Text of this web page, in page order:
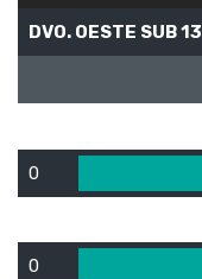
DVO. OESTE SUB 13
0
0